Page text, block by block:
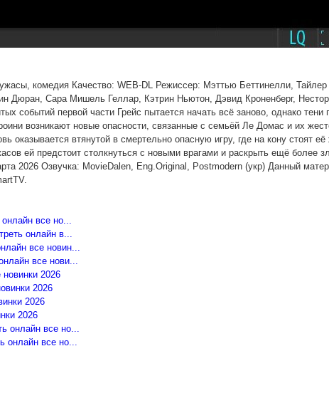
комедия Качество: WEB-DL Режиссер: Мэттью Беттинелли,
Дюран, Сара Мишель Геллар, Кэтрин Ньютон, Дэвид Кроненберг,
событий первой части Грейс пытается начать всё заново, однако
возникают новые опасности, связанные с семьёй Ле Домас и их
оказывается втянутой в смертельно опасную игру, где на кону стоят
ей предстоит столкнуться с новыми врагами и раскрыть ещё более
2026 Озвучка: MovieDalen, Eng.Original, Postmodern (укр) Данный
все но...
онлайн в...
все новин...
все нови...
2026
2026
2026
2026
онлайн все но...
онлайн все но...